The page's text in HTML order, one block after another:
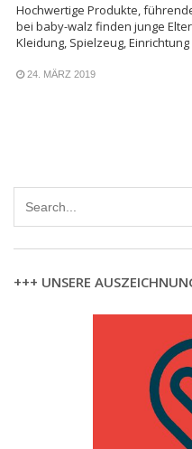
Hochwertige Produkte,
bei baby-walz finden junge
Kleidung, Spielzeug,
24. MÄRZ 2019
+++ UNSERE